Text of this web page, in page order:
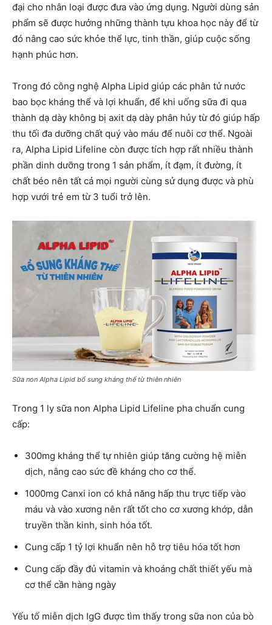
đại cho nhân loại được đưa vào ứng dụng. Người dùng sản
phẩm sẽ được hưởng những thành tựu khoa học này để từ
đó nâng cao sức khỏe thể lực, tinh thần, giúp cuộc sống
hạnh phúc hơn.
Trong đó công nghệ Alpha Lipid giúp các phân tử nước
bao bọc kháng thể và lợi khuẩn, để khi uống sữa đi qua
thành dạ dày không bị axit dạ dày phân hủy từ đó giúp hấp
thu tối đa dưỡng chất quý vào máu để nuôi cơ thể. Ngoài
ra, Alpha Lipid Lifeline còn được tích hợp rất nhiều thành
phần dinh dưỡng trong 1 sản phẩm, ít đạm, ít đường, ít
chất béo nên tất cả mọi người cùng sử dụng được và phù
hợp vưới trẻ em từ 3 tuổi trở lên.
Sữa non Alpha Lipid bổ sung kháng thể từ thiên nhiên
Trong 1 ly sữa non Alpha Lipid Lifeline pha chuẩn cung
cấp:
300mg kháng thể tự nhiên giúp tăng cường hệ miễn
dịch, nâng cao sức đề kháng cho cơ thể.
1000mg Canxi ion có khả năng hấp thu trực tiếp vào
máu và vào xương nên rất tốt cho cơ xương khớp, dẫn
truyền thần kinh, sinh hóa tốt.
Cung cấp 1 tỷ lợi khuẩn nên hỗ trợ tiêu hóa tốt hơn
Cung cấp đầy đủ vitamin và khoáng chất thiết yếu mà
cơ thể cần hàng ngày
Yếu tố miễn dịch IgG được tìm thấy trong sữa non của bò